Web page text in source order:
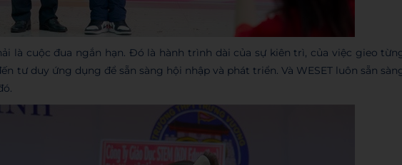
là cuộc đua ngắn hạn. Đó là hành trình dài của sự kiên trì, của việc gieo
tư duy ứng dụng để sẵn sàng hội nhập và phát triển. Và WESET luôn sẵn